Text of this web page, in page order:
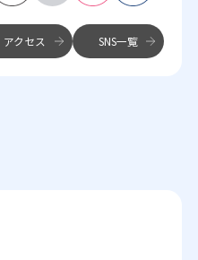
アクセス SNS一覧